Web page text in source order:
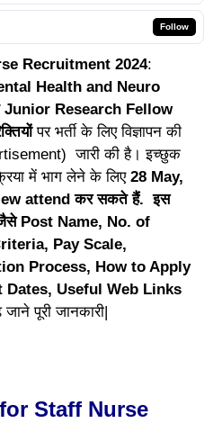
Follow
Recruitment 2024:
Health and Neuro
Junior Research Fellow
पर भर्ती के लिए विज्ञापन की
जारी की है। इच्छुक
में भाग लेने के लिए28 May,
attend कर सकते हैं. इस
जैसे Post Name, No. of
Pay Scale,
Process, How to Apply
Useful Web Links
पूरी जानकारी|
Staff Nurse